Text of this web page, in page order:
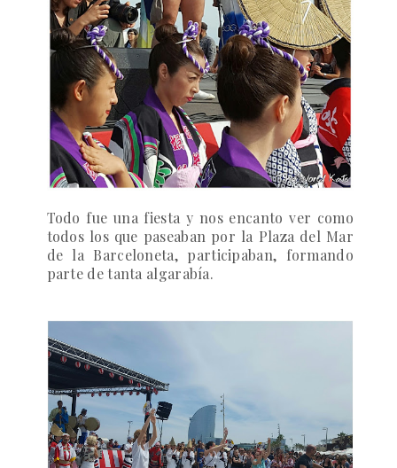
Todo fue una fiesta y nos encanto ver como
todos los que paseaban por la Plaza del Mar
de la Barceloneta, participaban, formando
parte de tanta algarabía.